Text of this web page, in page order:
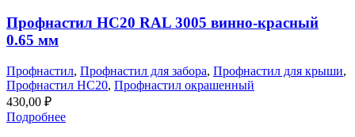
Профнастил НС20 RAL 3005 винно-красный
0.65 мм
Профнастил, Профнастил для забора, Профнастил для крыши,
Профнастил НС20, Профнастил окрашенный
430,00 ₽
Подробнее